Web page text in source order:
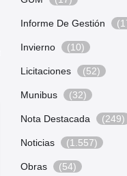
Informe De Gestión
Invierno (10)
Licitaciones (52)
Munibus (32)
Nota Destacada (249)
Noticias (1.557)
Obras (54)